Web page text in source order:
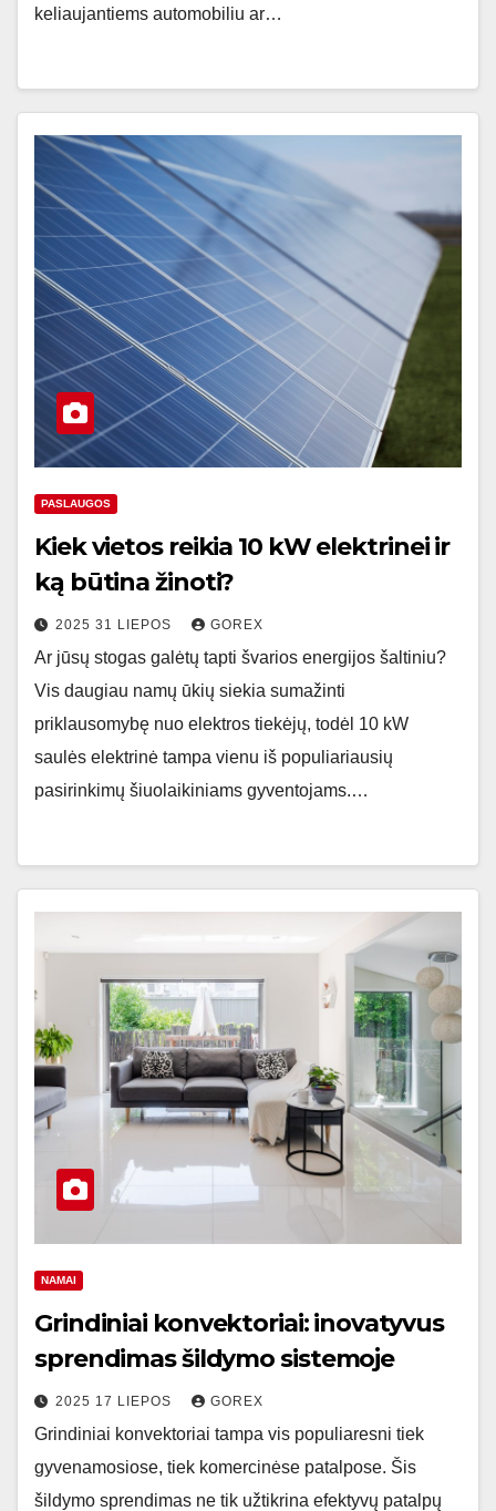
keliaujantiems automobiliu ar…
PASLAUGOS
Kiek vietos reikia 10 kW elektrinei ir
ką būtina žinoti?
2025 31 LIEPOS GOREX
Ar jūsų stogas galėtų tapti švarios energijos šaltiniu?
Vis daugiau namų ūkių siekia sumažinti
priklausomybę nuo elektros tiekėjų, todėl 10 kW
saulės elektrinė tampa vienu iš populiariausių
pasirinkimų šiuolaikiniams gyventojams.…
NAMAI
Grindiniai konvektoriai: inovatyvus
sprendimas šildymo sistemoje
2025 17 LIEPOS GOREX
Grindiniai konvektoriai tampa vis populiaresni tiek
gyvenamosiose, tiek komercinėse patalpose. Šis
šildymo sprendimas ne tik užtikrina efektyvų patalpų